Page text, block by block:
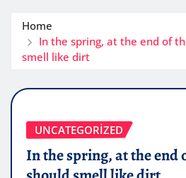
Home
In the spring, at the end of
smell like dirt
UNCATEGORIZED
In the spring, at the end